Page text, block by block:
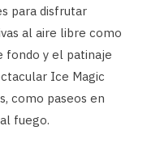
para disfrutar
al aire libre como
fondo y el patinaje
Ice Magic
como paseos en
fuego.